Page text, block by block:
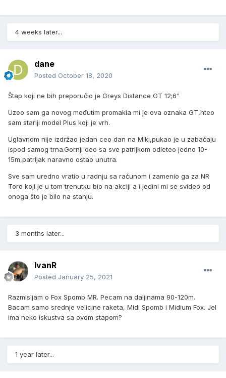
4 weeks later...
dane
Posted October 18, 2020
Štap koji ne bih preporučio je Greys Distance GT 12;6"
Uzeo sam ga novog međutim promakla mi je ova oznaka GT,hteo
sam stariji model Plus koji je vrh.
Uglavnom nije izdržao jedan ceo dan na Miki,pukao je u zabačaju
ispod samog trna.Gornji deo sa sve patrljkom odleteo jedno 10-
15m,patrljak naravno ostao unutra.
Sve sam uredno vratio u radnju sa računom i zamenio ga za NR
Toro koji je u tom trenutku bio na akciji a i jedini mi se svideo od
onoga što je bilo na stanju.
3 months later...
IvanR
Posted January 25, 2021
Razmisljam o Fox Spomb MR. Pecam na daljinama 90-120m.
Bacam samo srednje velicine raketa, Midi Spomb i Midium Fox. Jel
ima neko iskustva sa ovom stapom?
1 year later...